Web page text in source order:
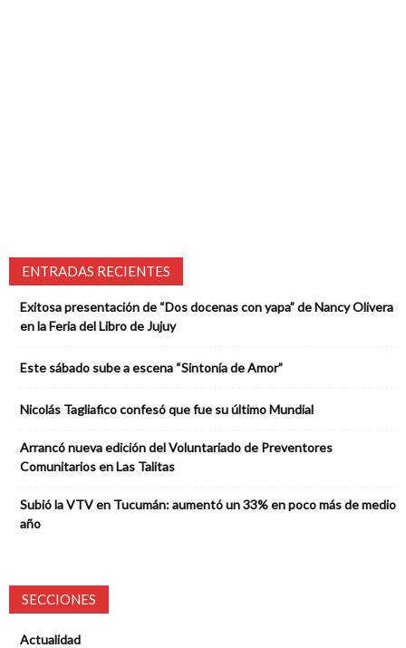
ENTRADAS RECIENTES
Exitosa presentación de “Dos docenas con yapa” de Nancy Olivera
en la Feria del Libro de Jujuy
Este sábado sube a escena “Sintonía de Amor”
Nicolás Tagliafico confesó que fue su último Mundial
Arrancó nueva edición del Voluntariado de Preventores
Comunitarios en Las Talitas
Subió la VTV en Tucumán: aumentó un 33% en poco más de medio
año
SECCIONES
Actualidad